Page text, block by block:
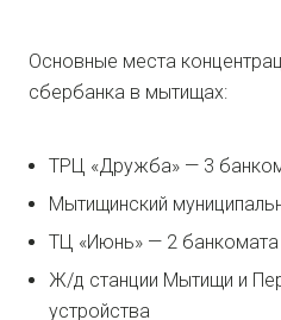
Основные места
сбербанка в мытищах:
ТРЦ «Дружба» — 3
Мытищинский
ТЦ «Июнь» — 2 банкомата
Ж/д станции Мытищи и
устройства